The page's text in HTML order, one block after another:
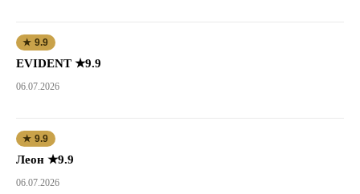
★ 9.9
EVIDENT ★9.9
06.07.2026
★ 9.9
Леон ★9.9
06.07.2026